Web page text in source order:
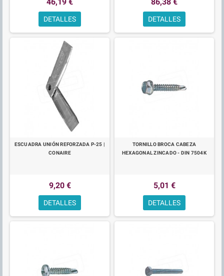
DETALLES DETALLES
ESCUADRA UNIÓN REFORZADA P-25 |
CONAIRE
9,20 €
DETALLES
TORNILLO BROCA CABEZA
HEXAGONAL ZINCADO - DIN 7504K
5,01 €
DETALLES